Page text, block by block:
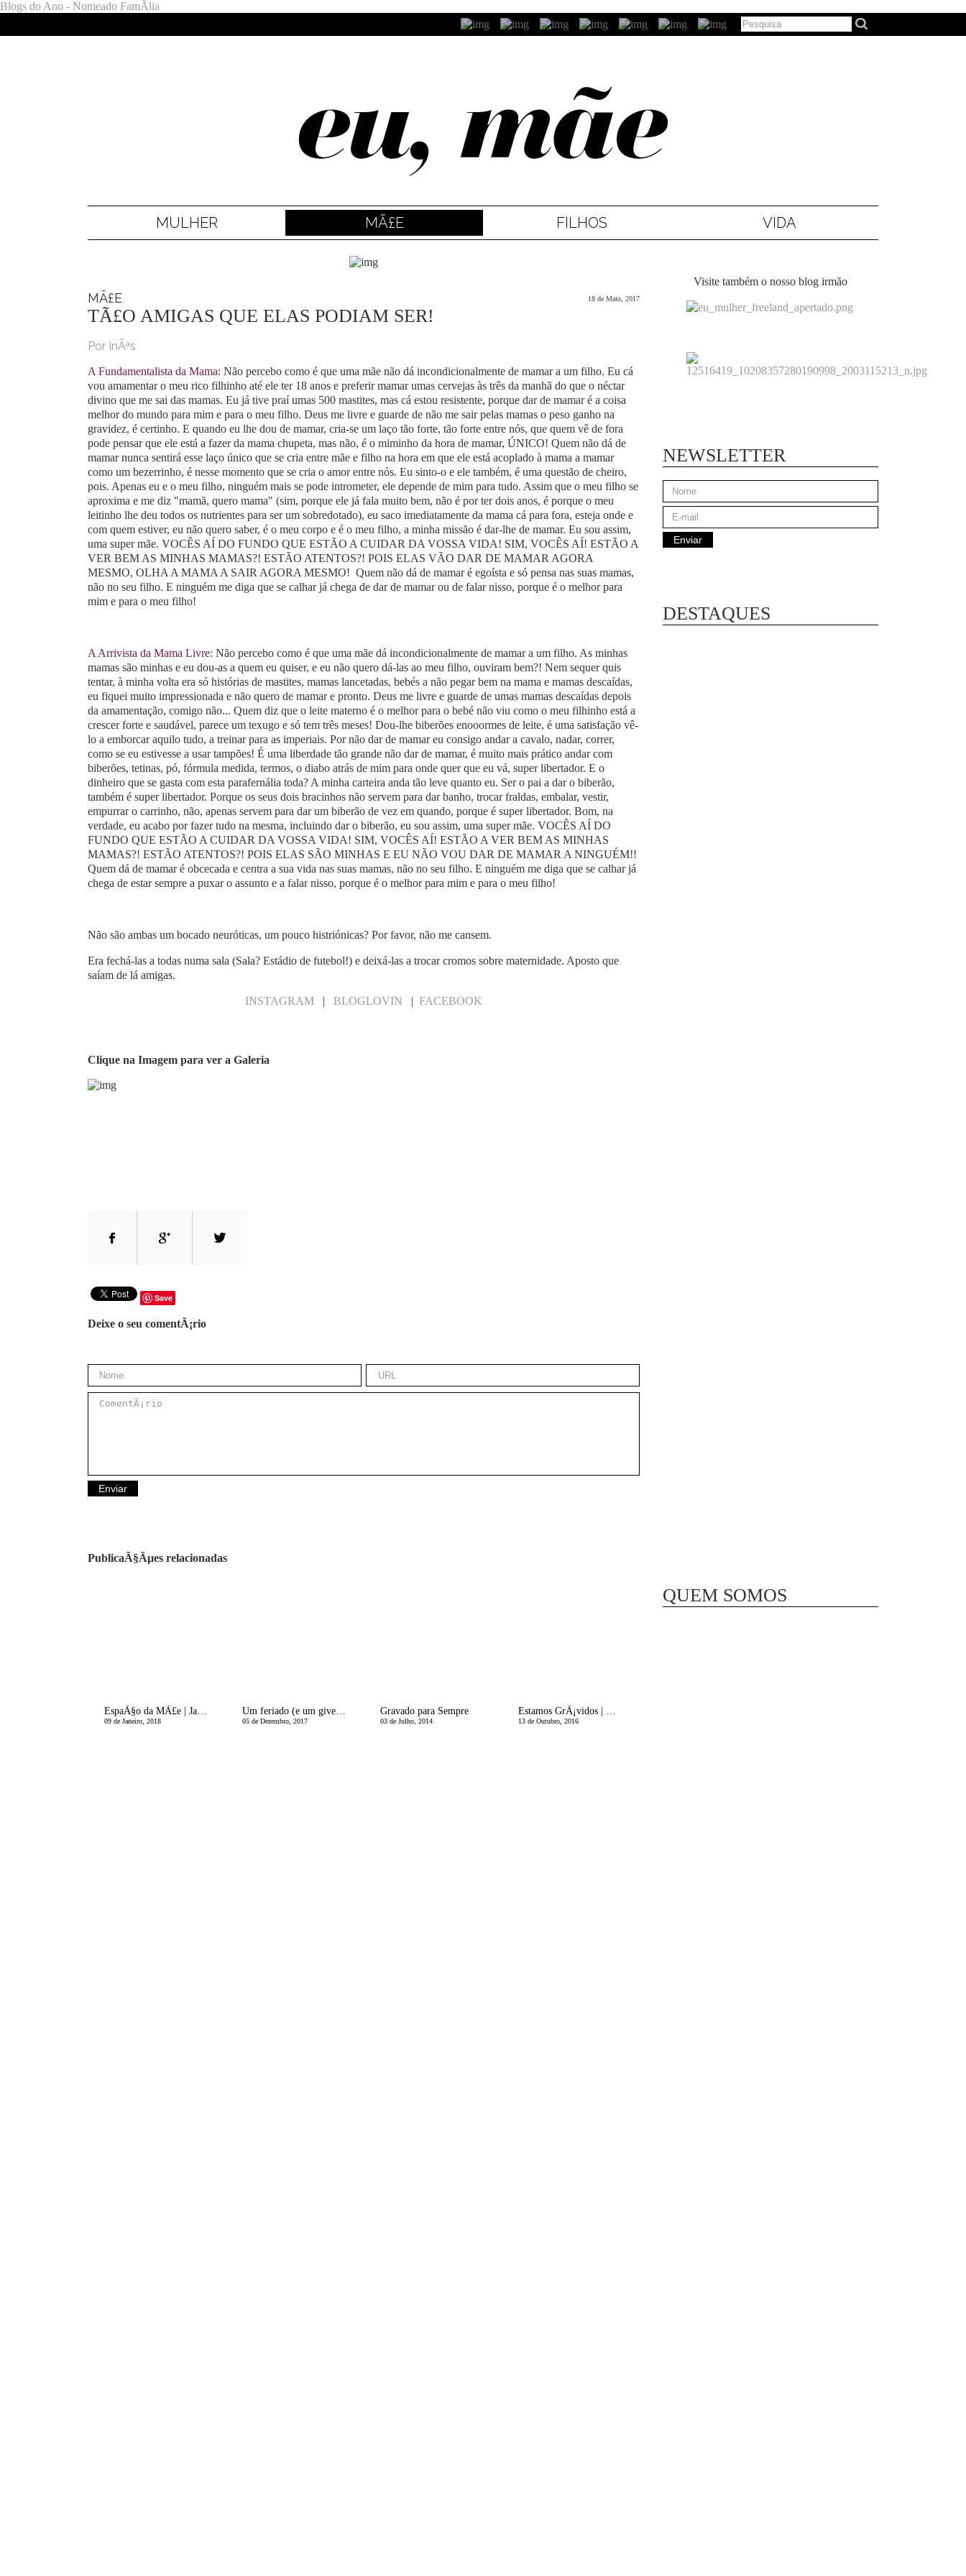
Blogs do Ano - Nomeado FamÃ­lia
MULHER MÃ£E FILHOS VIDA
MÃ£E 18 de Maio, 2017
TÃ£O AMIGAS QUE ELAS PODIAM SER!
Por InÃªs
A Fundamentalista da Mama: Não percebo como é que uma mãe não dá incondicionalmente de mamar a um filho. Eu cá
vou amamentar o meu rico filhinho até ele ter 18 anos e preferir mamar umas cervejas às três da manhã do que o néctar
divino que me sai das mamas. Eu já tive praí umas 500 mastites, mas cá estou resistente, porque dar de mamar é a coisa
melhor do mundo para mim e para o meu filho. Deus me livre e guarde de não me sair pelas mamas o peso ganho na
gravidez, é certinho. E quando eu lhe dou de mamar, cria-se um laço tão forte, tão forte entre nós, que quem vê de fora
pode pensar que ele está a fazer da mama chupeta, mas não, é o miminho da hora de mamar, ÚNICO! Quem não dá de
mamar nunca sentirá esse laço único que se cria entre mãe e filho na hora em que ele está acoplado à mama a mamar
como um bezerrinho, é nesse momento que se cria o amor entre nós. Eu sinto-o e ele também, é uma questão de cheiro,
pois. Apenas eu e o meu filho, ninguém mais se pode intrometer, ele depende de mim para tudo. Assim que o meu filho se
aproxima e me diz "mamã, quero mama" (sim, porque ele já fala muito bem, não é por ter dois anos, é porque o meu
leitinho lhe deu todos os nutrientes para ser um sobredotado), eu saco imediatamente da mama cá para fora, esteja onde e
com quem estiver, eu não quero saber, é o meu corpo e é o meu filho, a minha missão é dar-lhe de mamar. Eu sou assim,
uma super mãe. VOCÊS AÍ DO FUNDO QUE ESTÃO A CUIDAR DA VOSSA VIDA! SIM, VOCÊS AÍ! ESTÃO A
VER BEM AS MINHAS MAMAS?! ESTÃO ATENTOS?! POIS ELAS VÃO DAR DE MAMAR AGORA
MESMO, OLHA A MAMA A SAIR AGORA MESMO! Quem não dá de mamar é egoísta e só pensa nas suas mamas,
não no seu filho. E ninguém me diga que se calhar já chega de dar de mamar ou de falar nisso, porque é o melhor para
mim e para o meu filho!
A Arrivista da Mama Livre: Não percebo como é que uma mãe dá incondicionalmente de mamar a um filho. As minhas
mamas são minhas e eu dou-as a quem eu quiser, e eu não quero dá-las ao meu filho, ouviram bem?! Nem sequer quis
tentar, à minha volta era só histórias de mastites, mamas lancetadas, bebés a não pegar bem na mama e mamas descaídas,
eu fiquei muito impressionada e não quero de mamar e pronto. Deus me livre e guarde de umas mamas descaídas depois
da amamentação, comigo não... Quem diz que o leite materno é o melhor para o bebé não viu como o meu filhinho está a
crescer forte e saudável, parece um texugo e só tem três meses! Dou-lhe biberões enooormes de leite, é uma satisfação vê-
lo a emborcar aquilo tudo, a treinar para as imperiais. Por não dar de mamar eu consigo andar a cavalo, nadar, correr,
como se eu estivesse a usar tampões! É uma liberdade tão grande não dar de mamar, é muito mais prático andar com
biberões, tetinas, pó, fórmula medida, termos, o diabo atrás de mim para onde quer que eu vá, super libertador. E o
dinheiro que se gasta com esta parafernália toda? A minha carteira anda tão leve quanto eu. Ser o pai a dar o biberão,
também é super libertador. Porque os seus dois bracinhos não servem para dar banho, trocar fraldas, embalar, vestir,
empurrar o carrinho, não, apenas servem para dar um biberão de vez em quando, porque é super libertador. Bom, na
verdade, eu acabo por fazer tudo na mesma, incluindo dar o biberão, eu sou assim, uma super mãe. VOCÊS AÍ DO
FUNDO QUE ESTÃO A CUIDAR DA VOSSA VIDA! SIM, VOCÊS AÍ! ESTÃO A VER BEM AS MINHAS
MAMAS?! ESTÃO ATENTOS?! POIS ELAS SÃO MINHAS E EU NÃO VOU DAR DE MAMAR A NINGUÉM!!
Quem dá de mamar é obcecada e centra a sua vida nas suas mamas, não no seu filho. E ninguém me diga que se calhar já
chega de estar sempre a puxar o assunto e a falar nisso, porque é o melhor para mim e para o meu filho!
Não são ambas um bocado neuróticas, um pouco histriónicas? Por favor, não me cansem.
Era fechá-las a todas numa sala (Sala? Estádio de futebol!) e deixá-las a trocar cromos sobre maternidade. Aposto que
saíam de lá amigas.
INSTAGRAM | BLOGLOVIN | FACEBOOK
Clique na Imagem para ver a Galeria
Save
Deixe o seu comentÃ¡rio
PublicaÃ§Ãµes relacionadas
EspaÃ§o da MÃ£e | Janeiro, esse mÃªs comprido
09 de Janeiro, 2018
Um feriado (e um giveaway!) especial | Azul Alfazema
05 de Dezembro, 2017
Gravado para Sempre
03 de Julho, 2014
Estamos GrÃ¡vidos | Dores nas Costas agora?! PorquÃª?!
13 de Outubro, 2016
Visite também o nosso blog irmão
NEWSLETTER
DESTAQUES
QUEM SOMOS